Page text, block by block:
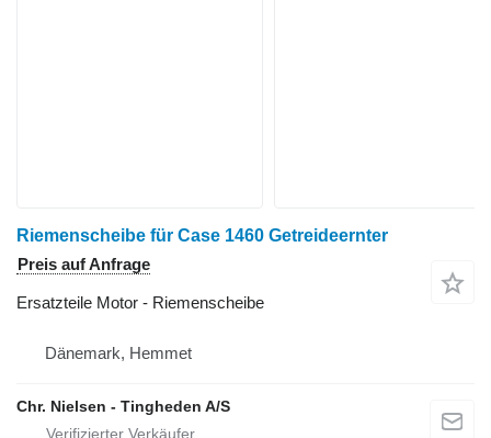
Riemenscheibe für Case 1460 Getreideernter
Preis auf Anfrage
Ersatzteile Motor - Riemenscheibe
Dänemark, Hemmet
Chr. Nielsen - Tingheden A/S